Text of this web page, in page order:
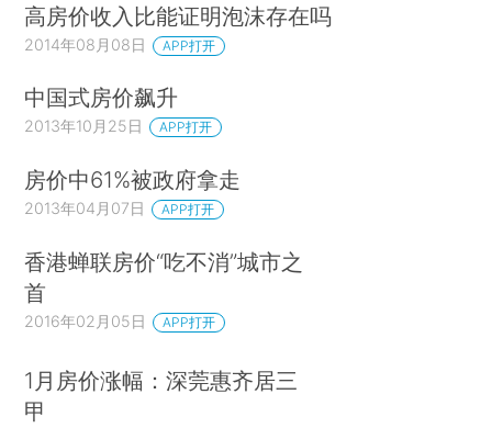
高房价收入比能证明泡沫存在吗
2014年08月08日 APP打开
中国式房价飙升
2013年10月25日 APP打开
房价中61%被政府拿走
2013年04月07日 APP打开
香港蝉联房价“吃不消”城市之
首
2016年02月05日 APP打开
1月房价涨幅：深莞惠齐居三
甲